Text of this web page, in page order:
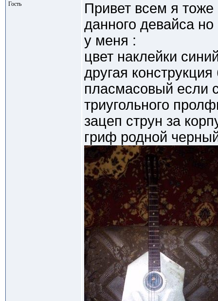
Гость
Привет всем я
данного девайса
у меня :
цвет наклейки
другая
пласмасовый если
триугольного
зацеп струн за
гриф родной